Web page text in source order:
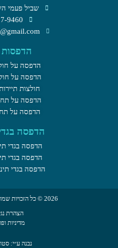
שביל פעמי השלום
9460
הדפסות
הדפסה על
הדפסה על
חולצות
הדפסה על
הדפסה על
הדפסה
הדפסה בגדי
הדפסה בגדי
הדפסה בגדי
2026 © כל הזכויות שמורות לשלאגר בע״מ
הצהרת
מדיניות
נבנה ע״י: